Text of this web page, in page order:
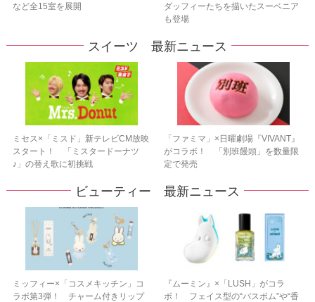
など全15室を展開
ダッフィーたちを描いたスーベニア
も登場
スイーツ 最新ニュース
ミセス×「ミスド」新テレビCM放映
スタート！ 「ミスタードーナツ
♪」の替え歌に初挑戦
「ファミマ」×日曜劇場『VIVANT』
がコラボ！ 「別班饅頭」を数量限
定で発売
ビューティー 最新ニュース
ミッフィー×「コスメキッチン」コ
ラボ第3弾！ チャーム付きリップ
『ムーミン』×「LUSH」がコラ
ボ！ フェイス型の“バスボム”や“香